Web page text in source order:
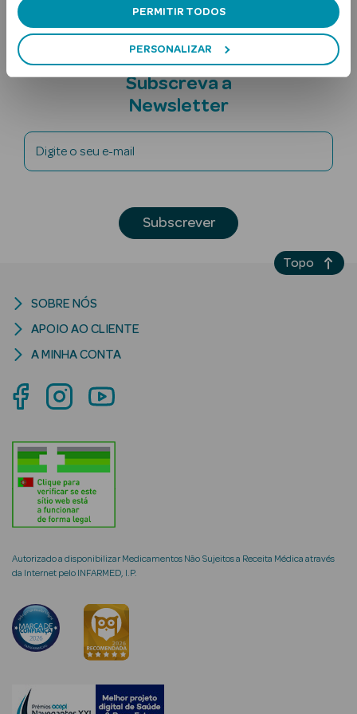
PERMITIR TODOS
PERSONALIZAR
Ver Tudo
Solares
Solares Bebé e
Criança
Rosto e
Ver Tudo
Cosmética
Hidratantes
Séruns Faciais
Creme de Olhos
envelhecimento
Subscreva a
Newsletter
Digite o seu e-mail
Subscrever
Autorizado a disponibilizar Medicamentos Não Sujeitos a Receita Médica através
da Internet pelo INFARMED, I.P.
SOBRE NÓS
APOIO AO CLIENTE
A MINHA CONTA
Topo